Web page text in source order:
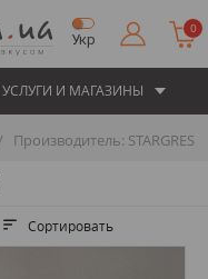
Укр
0
УСЛУГИ И МАГАЗИНЫ
Производитель: STARGRES
Сортировать